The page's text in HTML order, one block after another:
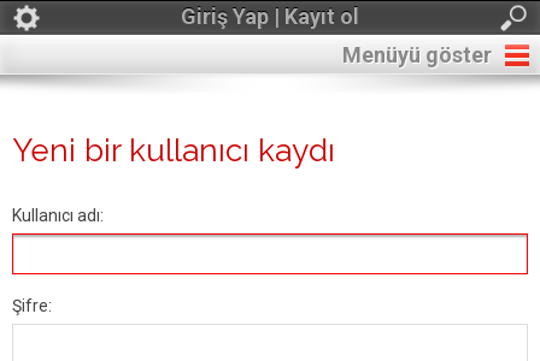
Giriş Yap | Kayıt ol
Menüyü göster
Yeni bir kullanıcı kaydı
Kullanıcı adı:
Şifre: